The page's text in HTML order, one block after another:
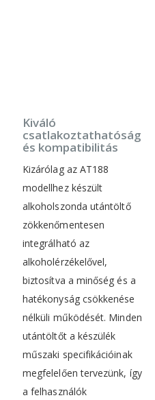
Kiváló
csatlakoztathatóság
és kompatibilitás
Kizárólag az AT188
modellhez készült
alkoholszonda utántöltő
zökkenőmentesen
integrálható az
alkoholérzékelővel,
biztosítva a minőség és a
hatékonyság csökkenése
nélküli működését. Minden
utántöltőt a készülék
műszaki specifikációinak
megfelelően tervezünk, így
a felhasználók